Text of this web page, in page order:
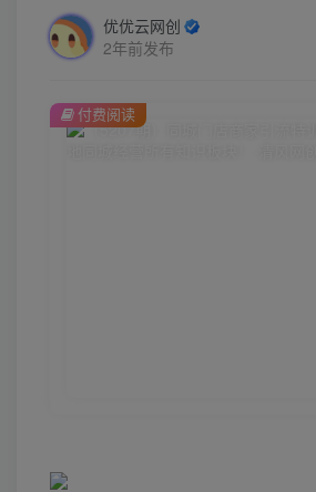
优优云网创
2年前发布
付费阅读